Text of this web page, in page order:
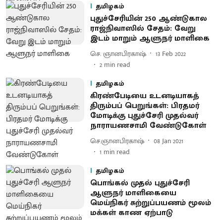
தமிழகம்
புதுச்சேரியின் 250 ஆண்டுகால
ராஜ்நிவாஸில் சேதம்: வேறு
இடம் மாறும் ஆளுநர் மாளிகை
செ. ஞானபிரகாஷ்
13 Feb 2022
2 min read
தமிழகம்
கிரண்பேடியை உடனடியாகத்
திரும்பப் பெறுங்கள்: பிரதமர்
மோடிக்கு புதுச்சேரி முதல்வர்
நாராயணசாமி வேண்டுகோள்
செ.ஞானபிரகாஷ்
08 Jan 2021
1 min read
தமிழகம்
பொங்கல் முதல் புதுச்சேரி
ஆளுநர் மாளிகையை
மெய்நிகர் சுற்றுப்பயணம் மூலம்
மக்கள் காண ஏற்பாடு